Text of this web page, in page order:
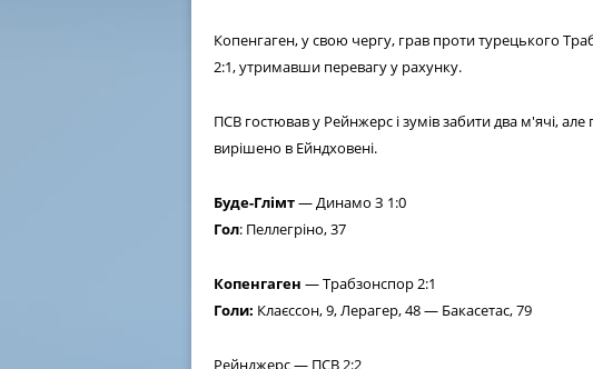
Копенгаген, у свою чергу, грав проти турецького
2:1, утримавши перевагу у рахунку.
ПСВ гостював у Рейнжерс і зумів забити два м'ячі,
вирішено в Ейндховені.
Буде-Глімт— Динамо З 1:0
Гол: Пеллегріно, 37
Копенгаген — Трабзонспор 2:1
Голи: Клаєссон, 9, Лерагер, 48 — Бакасетас, 79
Рейнджерс — ПСВ 2:2